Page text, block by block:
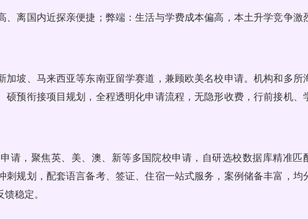
离国内近探亲便捷；弊端：生活与学费成本偏高，本土升学竞争激
加坡、马来西亚等东南亚留学赛道，兼顾欧美名校申请。机构和多所
硕预衔接项目规划，全程透明化申请流程，无隐形收费，行前接机、
请，聚焦英、美、澳、新等多国院校申请，自研选校数据库精准匹
规划，配套语言备考、签证、住宿一站式服务，案例储备丰富，均
稳定。